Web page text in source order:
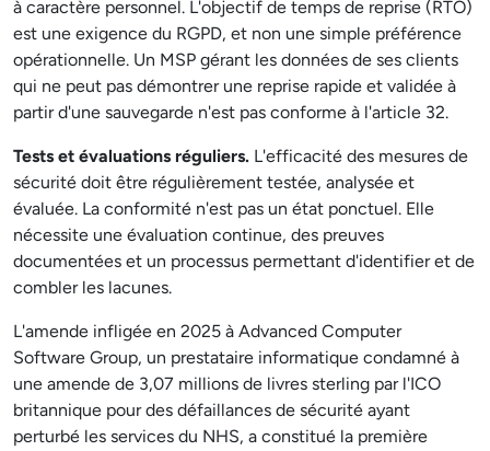
à caractère personnel. L'objectif de temps de reprise (RTO)
est une exigence du RGPD, et non une simple préférence
opérationnelle. Un MSP gérant les données de ses clients
qui ne peut pas démontrer une reprise rapide et validée à
partir d'une sauvegarde n'est pas conforme à l'article 32.
Tests et évaluations réguliers. L'efficacité des mesures de
sécurité doit être régulièrement testée, analysée et
évaluée. La conformité n'est pas un état ponctuel. Elle
nécessite une évaluation continue, des preuves
documentées et un processus permettant d'identifier et de
combler les lacunes.
L'amende infligée en 2025 à Advanced Computer
Software Group, un prestataire informatique condamné à
une amende de 3,07 millions de livres sterling par l'ICO
britannique pour des défaillances de sécurité ayant
perturbé les services du NHS, a constitué la première